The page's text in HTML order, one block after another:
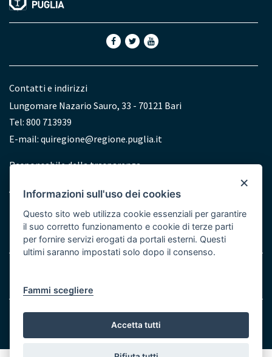
Contatti e indirizzi
Lungomare Nazario Sauro, 33 - 70121 Bari
Tel: 800 713939
E-mail: quiregione@regione.puglia.it
Redazione
Responsabile della trasparenza
Accessibilità
Bottom
© Regione Puglia
×
Informazioni sull'uso dei cookies
Questo sito web utilizza cookie essenziali per garantire
il suo corretto funzionamento e cookie di terze parti
per fornire servizi erogati da portali esterni. Questi
ultimi saranno impostati solo dopo il consenso.
Fammi scegliere
Accetta tutti